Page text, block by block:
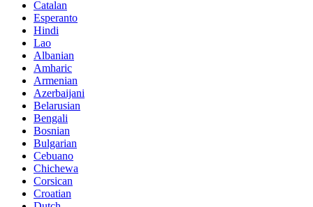
Catalan
Esperanto
Hindi
Lao
Albanian
Amharic
Armenian
Azerbaijani
Belarusian
Bengali
Bosnian
Bulgarian
Cebuano
Chichewa
Corsican
Croatian